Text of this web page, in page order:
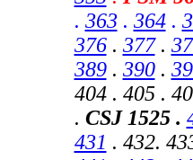
. 363. 364.
376. 377.
389. 390.
404 . 405 .
. CSJ 1525 .
431 . 432.